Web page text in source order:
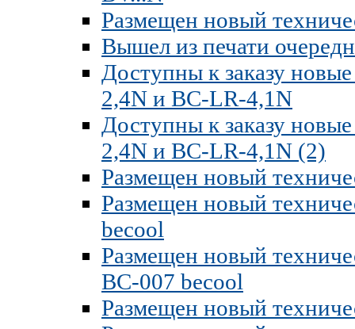
Размещен новый
Вышел из печати
Доступны к заказу
2,4N и BC-LR-4,1N
Доступны к заказу
2,4N и BC-LR-4,1N (2)
Размещен новый
Размещен новый
becool
Размещен новый
BC-007 becool
Размещен новый